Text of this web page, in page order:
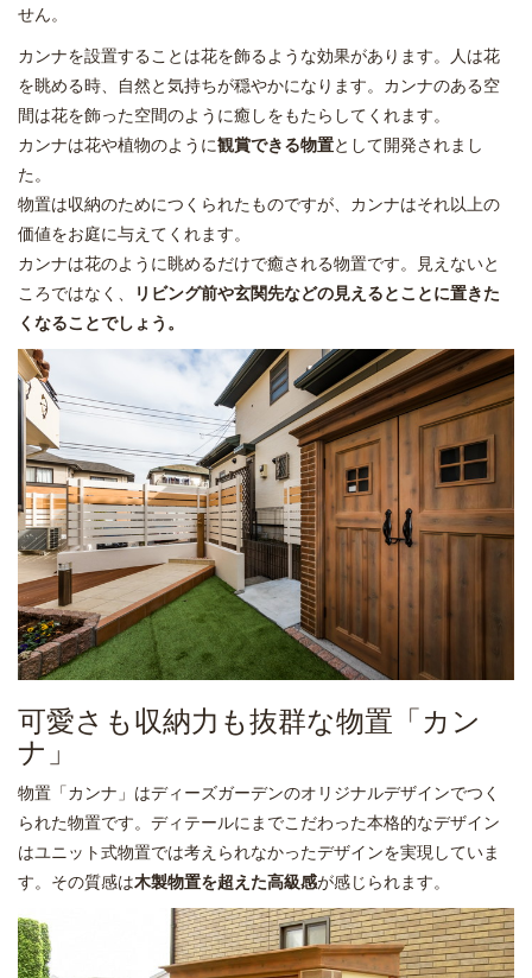
せん。
カンナを設置することは花を飾るような効果があります。人は花
を眺める時、自然と気持ちが穏やかになります。カンナのある空
間は花を飾った空間のように癒しをもたらしてくれます。
カンナは花や植物のように観賞できる物置として開発されまし
た。
物置は収納のためにつくられたものですが、カンナはそれ以上の
価値をお庭に与えてくれます。
カンナは花のように眺めるだけで癒される物置です。見えないと
ころではなく、
リビング前や玄関先などの見えるとことに置きた
くなることでしょう。
可愛さも収納力も抜群な物置「カン
ナ」
物置「カンナ」はディーズガーデンのオリジナルデザインでつく
られた物置です。ディテールにまでこだわった本格的なデザイン
はユニット式物置では考えられなかったデザインを実現していま
す。その質感は木製物置を超えた高級感が感じられます。